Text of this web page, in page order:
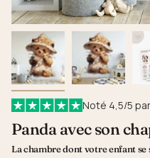
Noté 4,5/5
Panda avec son
La chambre dont votre enfant se